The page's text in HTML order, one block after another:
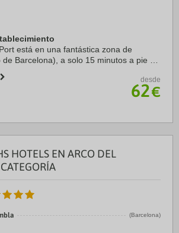
está en una fantástica zona de
Barcelona), a solo 15 minutos a pie de
de Plaza de ...
desde
62€
HOTELS EN ARCO DEL
(Barcelona)